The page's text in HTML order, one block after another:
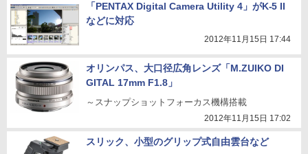
「PENTAX Digital Camera Utility 4」がK-5 II
などに対応
2012年11月15日 17:44
オリンパス、大口径広角レンズ「M.ZUIKO DI
GITAL 17mm F1.8」
～スナップショットフォーカス機構搭載
2012年11月15日 17:02
スリック、小型のグリップ式自由雲台など